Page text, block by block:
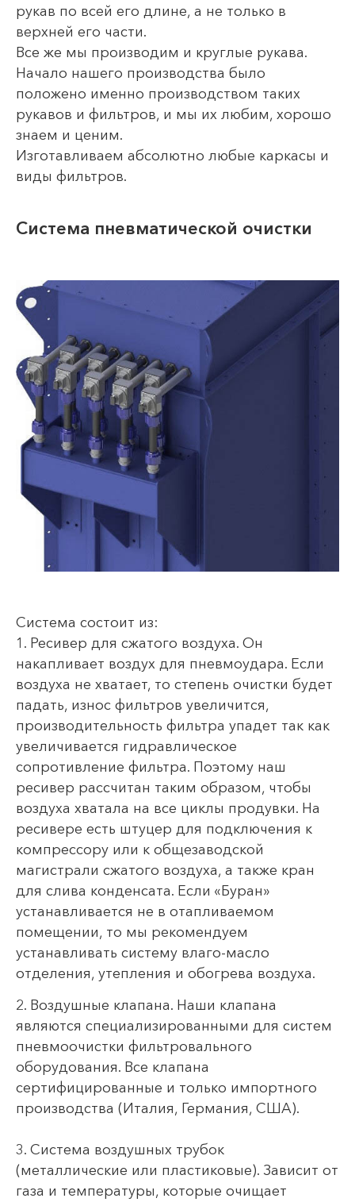
рукав по всей его длине, а не только в
верхней его части.
Все же мы производим и круглые рукава.
Начало нашего производства было
положено именно производством таких
рукавов и фильтров, и мы их любим, хорошо
знаем и ценим.
Изготавливаем абсолютно любые каркасы и
виды фильтров.
Система пневматической очистки
Система состоит из:
1. Ресивер для сжатого воздуха. Он
накапливает воздух для пневмоудара. Если
воздуха не хватает, то степень очистки будет
падать, износ фильтров увеличится,
производительность фильтра упадет так как
увеличивается гидравлическое
сопротивление фильтра. Поэтому наш
ресивер рассчитан таким образом, чтобы
воздуха хватала на все циклы продувки. На
ресивере есть штуцер для подключения к
компрессору или к общезаводской
магистрали сжатого воздуха, а также кран
для слива конденсата. Если «Буран»
устанавливается не в отапливаемом
помещении, то мы рекомендуем
устанавливать систему влаго-масло
отделения, утепления и обогрева воздуха.
2. Воздушные клапана. Наши клапана
являются специализированными для систем
пневмоочистки фильтровального
оборудования. Все клапана
сертифицированные и только импортного
производства (Италия, Германия, США).
3. Система воздушных трубок
(металлические или пластиковые). Зависит от
газа и температуры, которые очищает